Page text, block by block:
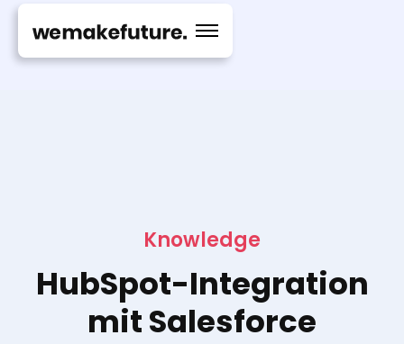
Knowledge
HubSpot-Integration
mit Salesforce